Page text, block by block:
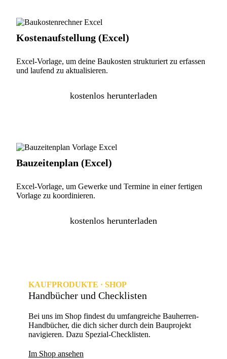
Kostenaufstellung (Excel)
Excel-Vorlage, um deine Baukosten strukturiert zu erfassen
und laufend zu aktualisieren.
kostenlos herunterladen
Bauzeitenplan (Excel)
Excel-Vorlage, um Gewerke und Termine in einer fertigen
Vorlage zu koordinieren.
kostenlos herunterladen
KAUFPRODUKTE · SHOP
Handbücher und Checklisten
Bei uns im Shop findest du umfangreiche Bauherren-
Handbücher, die dich sicher durch dein Bauprojekt
navigieren. Dazu Spezial-Checklisten.
Im Shop ansehen